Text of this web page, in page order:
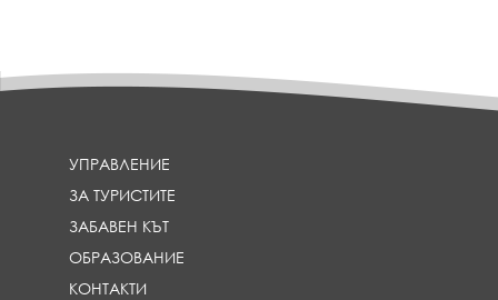
УПРАВЛЕНИЕ
ЗА ТУРИСТИТЕ
ЗАБАВЕН КЪТ
ОБРАЗОВАНИЕ
КОНТАКТИ